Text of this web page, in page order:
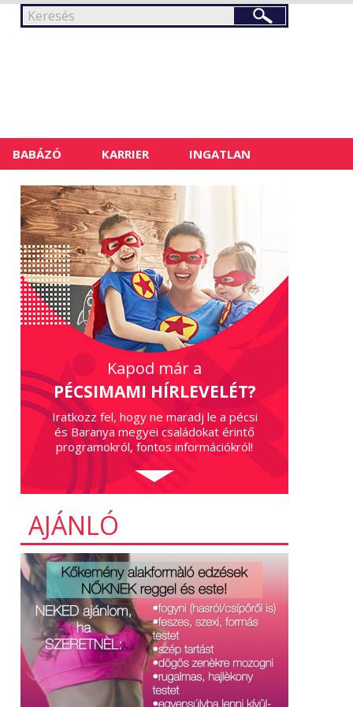
BABÁZÓ KARRIER INGATLAN
Kapod már a
PÉCSIMAMI HÍRLEVELÉT?
Iratkozz fel, hogy ne maradj le a pécsi
és Baranya megyei családokat érintő
programokról, fontos információkról!
AJÁNLÓ